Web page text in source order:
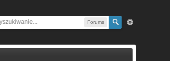
Forums